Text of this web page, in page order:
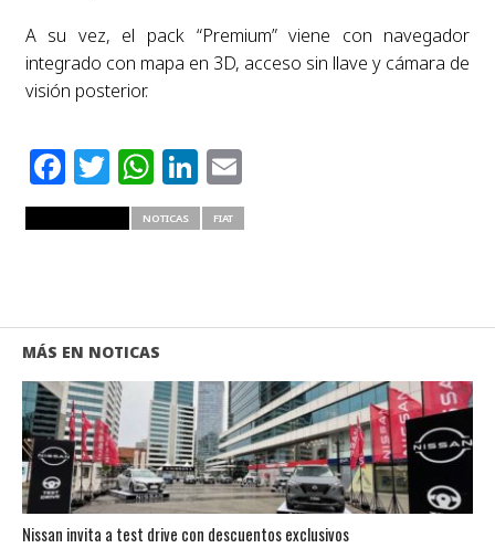
A su vez, el pack “Premium” viene con navegador
integrado con mapa en 3D, acceso sin llave y cámara de
visión posterior.
Facebook
Twitter
WhatsApp
LinkedIn
Email
NOTICAS FIAT
MÁS EN NOTICAS
Nissan invita a test drive con descuentos exclusivos